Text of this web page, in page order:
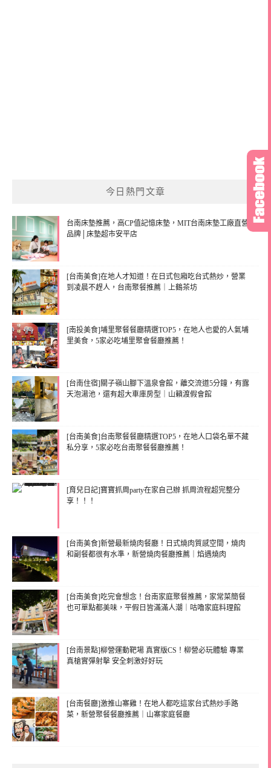
今日熱門文章
台南床墊推薦，高CP值記憶床墊，MIT台南床墊工廠直營
品牌│床墊超市安平店
[台南美食]在地人才知道！在日式包廂吃台式熱炒，營業
到凌晨不趕人，台南聚餐推薦｜上鶴茶坊
[南投美食]埔里聚餐餐廳精選TOP5，在地人也愛的人氣埔
里美食，5家必吃埔里聚會餐廳推薦！
[台南住宿]關子嶺山腳下溫泉會館，離交流道5分鐘，有露
天泡湯池，還有超大車庫房型｜山籟渡假會館
[台南美食]台南聚餐餐廳精選TOP5，在地人口袋名單不藏
私分享，5家必吃台南聚餐餐廳推薦！
[育兒日記]寶寶抓周party在家自己辦 抓周流程超完整分
享！！！
[台南美食]新營最新燒肉餐廳！日式燒肉質感空間，燒肉
和副餐都很有水準，新營燒肉餐廳推薦｜焰遇燒肉
[台南美食]吃完會想念！台南家庭聚餐推薦，家常菜簡餐
也可單點都美味，平假日皆滿滿人潮｜咕嚕家庭料理館
[台南景點]柳營運動靶場 真實版CS！柳營必玩體驗 專業
真槍實彈射擊 安全刺激好好玩
[台南餐廳]激推山寨雞！在地人都吃這家台式熱炒手路
菜，新營聚餐餐廳推薦｜山寨家庭餐廳